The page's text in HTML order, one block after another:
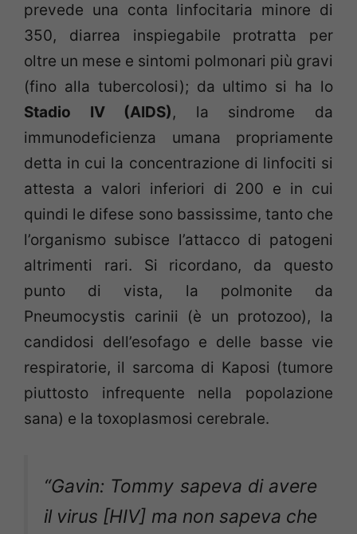
prevede una conta linfocitaria minore di
350, diarrea inspiegabile protratta per
oltre un mese e sintomi polmonari più gravi
(fino alla tubercolosi); da ultimo si ha lo
Stadio IV (AIDS), la sindrome da
immunodeficienza umana propriamente
detta in cui la concentrazione di linfociti si
attesta a valori inferiori di 200 e in cui
quindi le difese sono bassissime, tanto che
l’organismo subisce l’attacco di patogeni
altrimenti rari. Si ricordano, da questo
punto di vista, la polmonite da
Pneumocystis carinii (è un protozoo), la
candidosi dell’esofago e delle basse vie
respiratorie, il sarcoma di Kaposi (tumore
piuttosto infrequente nella popolazione
sana) e la toxoplasmosi cerebrale.
“Gavin: Tommy sapeva di avere
il virus [HIV] ma non sapeva che